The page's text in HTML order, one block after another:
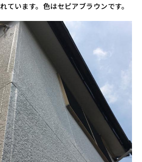
ています。色はセピアブラウンです。